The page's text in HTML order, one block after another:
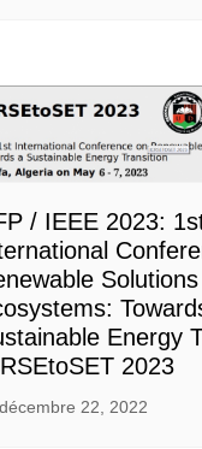
/ IEEE 2023:
Energy
2023
décembre 22, 2022